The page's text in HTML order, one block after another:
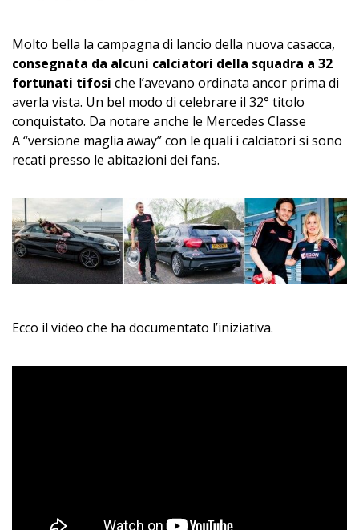
Molto bella la campagna di lancio della nuova casacca,
consegnata da alcuni calciatori della squadra a 32
fortunati tifosi che l’avevano ordinata ancor prima di
averla vista. Un bel modo di celebrare il 32° titolo
conquistato. Da notare anche le Mercedes Classe
A “versione maglia away” con le quali i calciatori si sono
recati presso le abitazioni dei fans.
Ecco il video che ha documentato l’iniziativa.